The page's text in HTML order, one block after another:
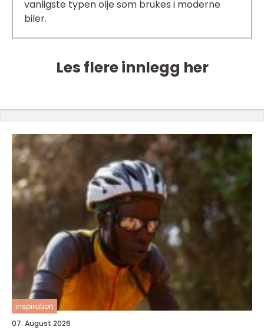
vanligste typen olje som brukes i moderne
biler.
Les flere innlegg her
inspiration
07. August 2026